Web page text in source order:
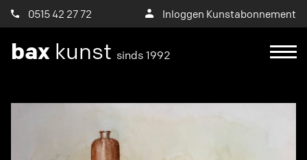
0515 42 27 72 Inloggen Kunstabonnement
bax kunst sinds 1992